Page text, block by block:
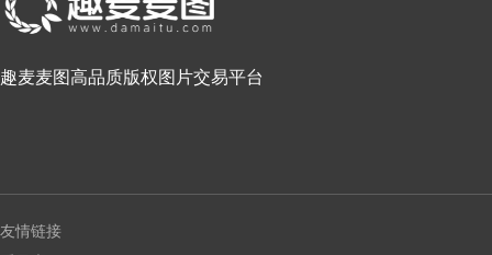
趣麦麦图高品质版权图片交易平台
友情链接